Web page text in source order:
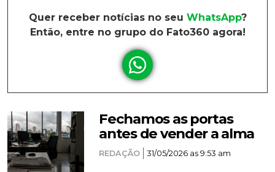
Quer receber notícias no seu WhatsApp?
Então, entre no grupo do Fato360 agora!
Fechamos as portas
antes de vender a alma
REDAÇÃO 31/05/2026 as 9:53 am